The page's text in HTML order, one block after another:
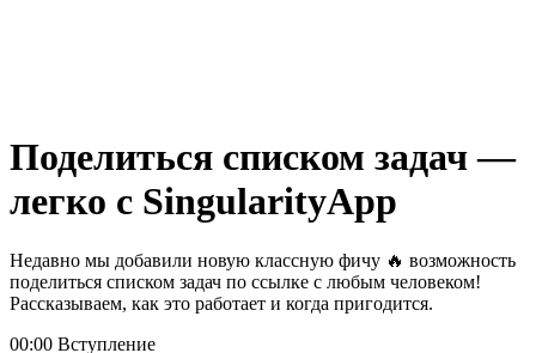
Поделиться списком задач —
легко с SingularityApp
Недавно мы добавили новую классную фичу 🔥 возможность
поделиться списком задач по ссылке с любым человеком!
Рассказываем, как это работает и когда пригодится.
00:00 Вступление